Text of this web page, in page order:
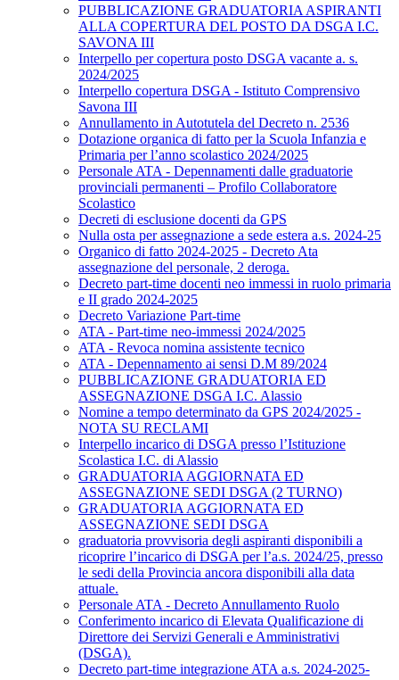
PUBBLICAZIONE GRADUATORIA ASPIRANTI
ALLA COPERTURA DEL POSTO DA DSGA I.C.
SAVONA III
Interpello per copertura posto DSGA vacante a. s.
2024/2025
Interpello copertura DSGA - Istituto Comprensivo
Savona III
Annullamento in Autotutela del Decreto n. 2536
Dotazione organica di fatto per la Scuola Infanzia e
Primaria per l’anno scolastico 2024/2025
Personale ATA - Depennamenti dalle graduatorie
provinciali permanenti – Profilo Collaboratore
Scolastico
Decreti di esclusione docenti da GPS
Nulla osta per assegnazione a sede estera a.s. 2024-25
Organico di fatto 2024-2025 - Decreto Ata
assegnazione del personale, 2 deroga.
Decreto part-time docenti neo immessi in ruolo primaria
e II grado 2024-2025
Decreto Variazione Part-time
ATA - Part-time neo-immessi 2024/2025
ATA - Revoca nomina assistente tecnico
ATA - Depennamento ai sensi D.M 89/2024
PUBBLICAZIONE GRADUATORIA ED
ASSEGNAZIONE DSGA I.C. Alassio
Nomine a tempo determinato da GPS 2024/2025 -
NOTA SU RECLAMI
Interpello incarico di DSGA presso l’Istituzione
Scolastica I.C. di Alassio
GRADUATORIA AGGIORNATA ED
ASSEGNAZIONE SEDI DSGA (2 TURNO)
GRADUATORIA AGGIORNATA ED
ASSEGNAZIONE SEDI DSGA
graduatoria provvisoria degli aspiranti disponibili a
ricoprire l’incarico di DSGA per l’a.s. 2024/25, presso
le sedi della Provincia ancora disponibili alla data
attuale.
Personale ATA - Decreto Annullamento Ruolo
Conferimento incarico di Elevata Qualificazione di
Direttore dei Servizi Generali e Amministrativi
(DSGA).
Decreto part-time integrazione ATA a.s. 2024-2025-